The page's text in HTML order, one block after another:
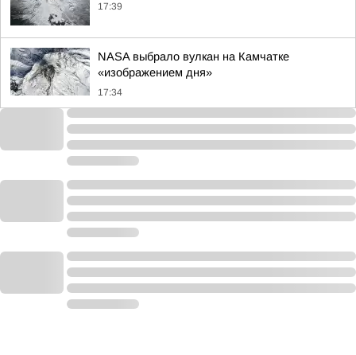
17:39
NASA выбрало вулкан на Камчатке
«изображением дня»
17:34